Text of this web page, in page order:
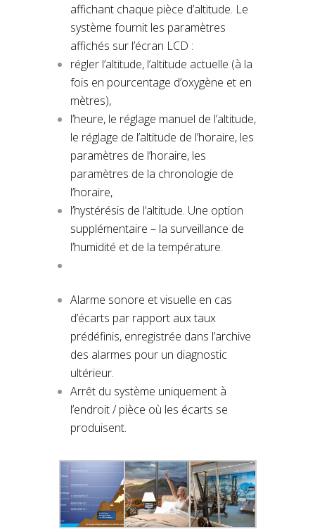
affichant chaque pièce d’altitude. Le
système fournit les paramètres
affichés sur l’écran LCD :
régler l’altitude, l’altitude actuelle (à la
fois en pourcentage d’oxygène et en
mètres),
l’heure, le réglage manuel de l’altitude,
le réglage de l’altitude de l’horaire, les
paramètres de l’horaire, les
paramètres de la chronologie de
l’horaire,
l’hystérésis de l’altitude. Une option
supplémentaire – la surveillance de
l’humidité et de la température.
Alarme sonore et visuelle en cas
d’écarts par rapport aux taux
prédéfinis, enregistrée dans l’archive
des alarmes pour un diagnostic
ultérieur.
Arrêt du système uniquement à
l’endroit / pièce où les écarts se
produisent.